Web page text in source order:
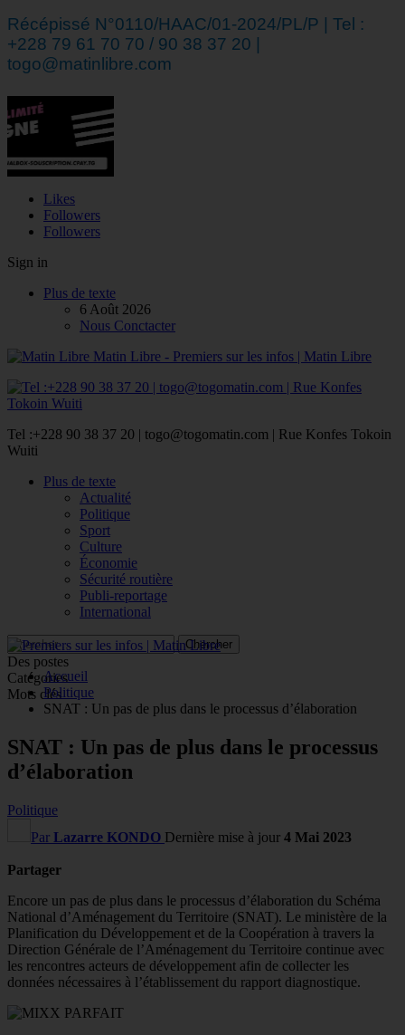
Récépissé N°0110/HAAC/01-2024/PL/P | Tel :
+228 79 61 70 70 / 90 38 37 20 |
togo@matinlibre.com
Likes
Followers
Followers
Sign in
Plus de texte
6 Août 2026
Nous Conctacter
Matin Libre - Premiers sur les infos | Matin Libre
Tel :+228 90 38 37 20 | togo@togomatin.com | Rue Konfes Tokoin
Wuiti
Plus de texte
Actualité
Politique
Sport
Culture
Économie
Sécurité routière
Publi-reportage
International
Des postes
Catégories
Mots clés
Accueil
Politique
SNAT : Un pas de plus dans le processus d’élaboration
SNAT : Un pas de plus dans le processus
d’élaboration
Politique
Par Lazarre KONDO Dernière mise à jour 4 Mai 2023
Partager
Encore un pas de plus dans le processus d’élaboration du Schéma
National d’Aménagement du Territoire (SNAT). Le ministère de la
Planification du Développement et de la Coopération à travers la
Direction Générale de l’Aménagement du Territoire continue avec
les rencontres acteurs de développement afin de collecter les
données nécessaires à l’établissement du rapport diagnostique.